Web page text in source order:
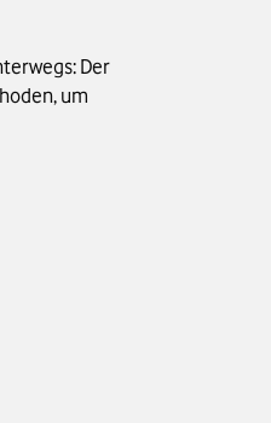
Der
um